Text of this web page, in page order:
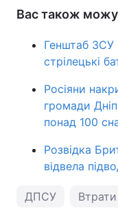
Вас також
Генштаб ЗСУ
стрілецькі
Росіяни
громади
понад 100
Розвідка
відвела
ДПСУ Втрати